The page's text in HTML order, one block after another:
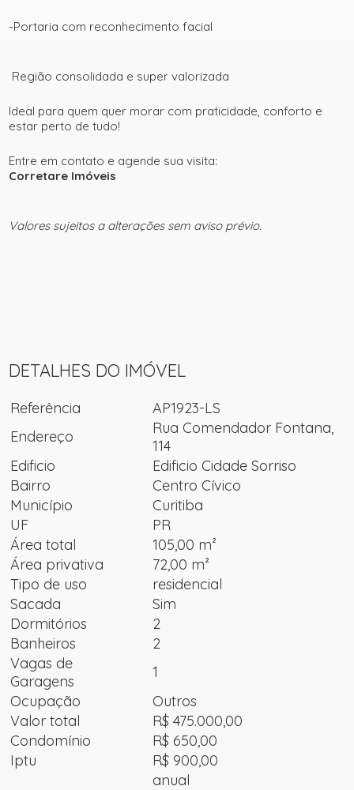
-Portaria com reconhecimento facial
Região consolidada e super valorizada
Ideal para quem quer morar com praticidade, conforto e
estar perto de tudo!
Entre em contato e agende sua visita:
Corretare Imóveis
Valores sujeitos a alterações sem aviso prévio.
DETALHES DO IMÓVEL
Referência
AP1923-LS
Endereço
Rua Comendador Fontana,
114
Edificio
Edificio Cidade Sorriso
Bairro
Centro Cívico
Município
Curitiba
UF
PR
Área total
105,00 m²
Área privativa
72,00 m²
Tipo de uso
residencial
Sacada
Sim
Dormitórios
2
Banheiros
2
Vagas de
Garagens
1
Ocupação
Outros
Valor total
R$ 475.000,00
Condomínio
R$ 650,00
Iptu
R$ 900,00
anual